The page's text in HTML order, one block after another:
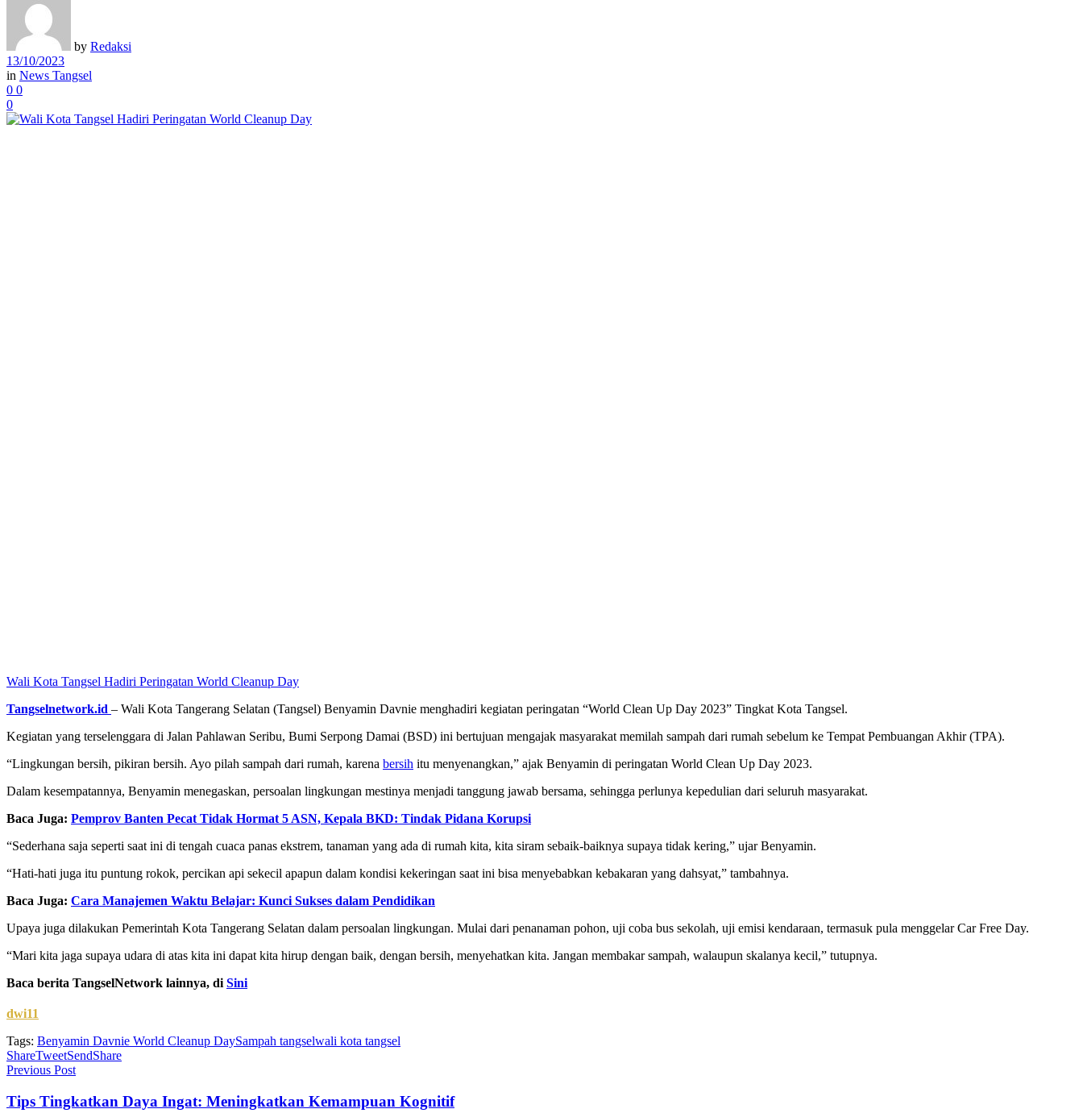
by Redaksi
13/10/2023
in News Tangsel
0 0
0
Wali Kota Tangsel Hadiri Peringatan World Cleanup Day
Tangselnetwork.id – Wali Kota Tangerang Selatan (Tangsel) Benyamin Davnie menghadiri kegiatan peringatan “World Clean Up Day 2023” Tingkat Kota Tangsel.
Kegiatan yang terselenggara di Jalan Pahlawan Seribu, Bumi Serpong Damai (BSD) ini bertujuan mengajak masyarakat memilah sampah dari rumah sebelum ke Tempat Pembuangan Akhir (TPA).
“Lingkungan bersih, pikiran bersih. Ayo pilah sampah dari rumah, karena bersih itu menyenangkan,” ajak Benyamin di peringatan World Clean Up Day 2023.
Dalam kesempatannya, Benyamin menegaskan, persoalan lingkungan mestinya menjadi tanggung jawab bersama, sehingga perlunya kepedulian dari seluruh masyarakat.
Baca Juga: Pemprov Banten Pecat Tidak Hormat 5 ASN, Kepala BKD: Tindak Pidana Korupsi
“Sederhana saja seperti saat ini di tengah cuaca panas ekstrem, tanaman yang ada di rumah kita, kita siram sebaik-baiknya supaya tidak kering,” ujar Benyamin.
“Hati-hati juga itu puntung rokok, percikan api sekecil apapun dalam kondisi kekeringan saat ini bisa menyebabkan kebakaran yang dahsyat,” tambahnya.
Baca Juga: Cara Manajemen Waktu Belajar: Kunci Sukses dalam Pendidikan
Upaya juga dilakukan Pemerintah Kota Tangerang Selatan dalam persoalan lingkungan. Mulai dari penanaman pohon, uji coba bus sekolah, uji emisi kendaraan, termasuk pula menggelar Car Free Day.
“Mari kita jaga supaya udara di atas kita ini dapat kita hirup dengan baik, dengan bersih, menyehatkan kita. Jangan membakar sampah, walaupun skalanya kecil,” tutupnya.
Baca berita TangselNetwork lainnya, di Sini
dwi11
Tags: Benyamin Davnie World Cleanup DaySampah tangselwali kota tangsel
ShareTweetSendShare
Previous Post
Tips Tingkatkan Daya Ingat: Meningkatkan Kemampuan Kognitif